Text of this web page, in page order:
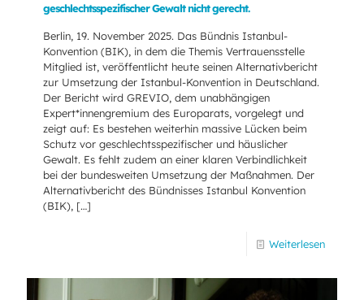
geschlechtsspezifischer Gewalt nicht gerecht.
Berlin, 19. November 2025. Das Bündnis Istanbul-
Konvention (BIK), in dem die Themis Vertrauensstelle
Mitglied ist, veröffentlicht heute seinen Alternativbericht
zur Umsetzung der Istanbul-Konvention in Deutschland.
Der Bericht wird GREVIO, dem unabhängigen
Expert*innengremium des Europarats, vorgelegt und
zeigt auf: Es bestehen weiterhin massive Lücken beim
Schutz vor geschlechtsspezifischer und häuslicher
Gewalt. Es fehlt zudem an einer klaren Verbindlichkeit
bei der bundesweiten Umsetzung der Maßnahmen. Der
Alternativbericht des Bündnisses Istanbul Konvention
(BIK), […]
Weiterlesen